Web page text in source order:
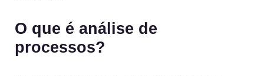
O que é análise de
processos?